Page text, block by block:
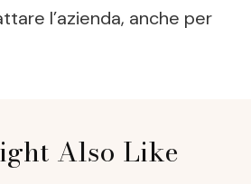
l’azienda, anche per
Also Like